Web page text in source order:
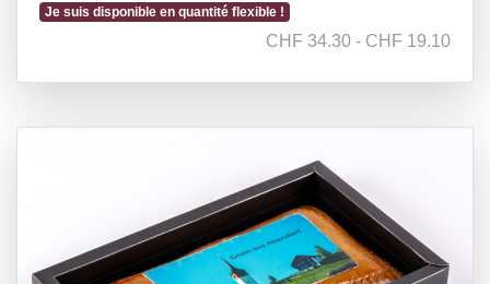
Je suis disponible en quantité flexible !
CHF 34.30 - CHF 19.10